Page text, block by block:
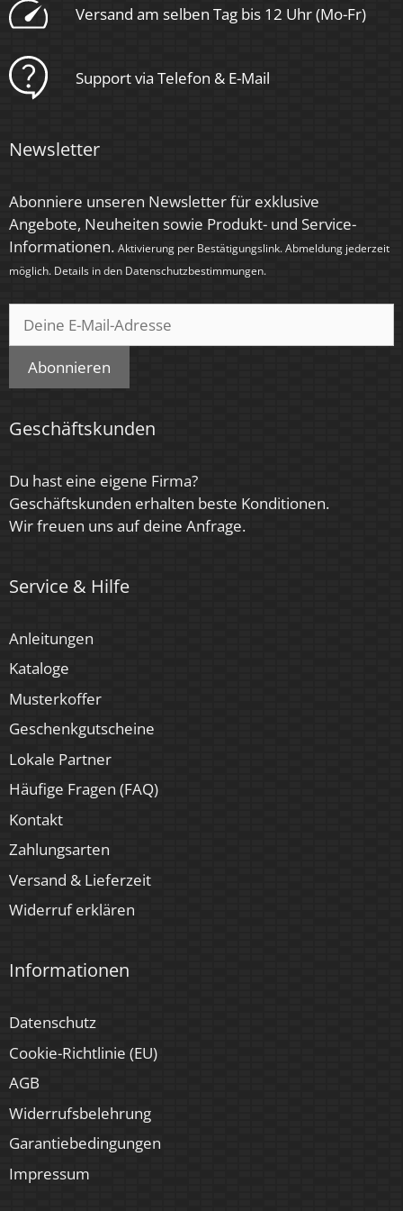
Rund
Schaltzyklen
> 15.000
< 1,00 Sek.
Zündzeit
< 0,5 Sek.
Farbe
Klar
< 6 SDCM
G
Marke / Hersteller
Luxvenum
4 Jahre
Ja
Versand am selben Tag bis 12 Uhr (Mo-Fr)
Support via Telefon & E-Mail
Newsletter
Abonniere unseren Newsletter für exklusive
Angebote, Neuheiten sowie Produkt- und Service-
Informationen. Aktivierung per Bestätigungslink. Abmeldung jederzeit
möglich. Details in den Datenschutzbestimmungen.
Abonnieren
Geschäftskunden
Du hast eine eigene Firma?
Geschäftskunden erhalten beste Konditionen.
Wir freuen uns auf deine Anfrage.
Service & Hilfe
Anleitungen
Kataloge
Musterkoffer
Geschenkgutscheine
Lokale Partner
Häufige Fragen (FAQ)
Kontakt
Zahlungsarten
Versand & Lieferzeit
Widerruf erklären
Informationen
Datenschutz
Cookie-Richtlinie (EU)
AGB
Widerrufsbelehrung
Garantiebedingungen
Impressum